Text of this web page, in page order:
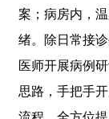
案；病房内，
绪。除日常接
医师开展病例
思路，手把手